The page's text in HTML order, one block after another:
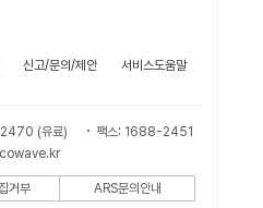
신고/문의/제안 서비스도움말
(유료)
팩스: 1688-2451
거부 ARS문의안내